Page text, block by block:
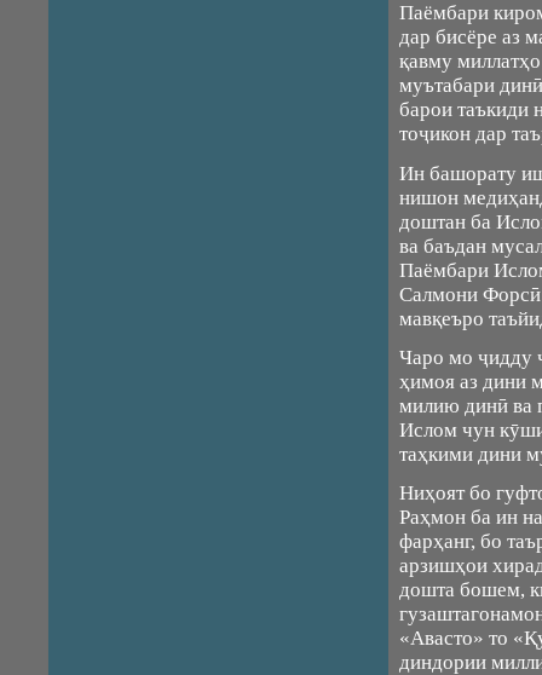
Паёмбари
дар бисёре аз
қавму
муътабари
барои таъкиди
тоҷикон дар
Ин башорату
нишон
доштан ба
ва баъдан
Паёмбари
Салмони Форсӣ
мавқеъро
Чаро мо ҷидду
ҳимоя аз дини
милию динӣ ва
Ислом чун
таҳкими дини
Ниҳоят бо
Раҳмон ба ин
фарҳанг, бо
арзишҳои
дошта бошем,
«Авасто» то
диндории